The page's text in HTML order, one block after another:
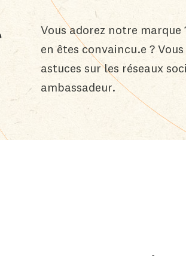
&
responsable
&
& qualité
Vous adorez notre
en êtes convaincu.e ?
astuces sur les réseaux
ambassadeur.